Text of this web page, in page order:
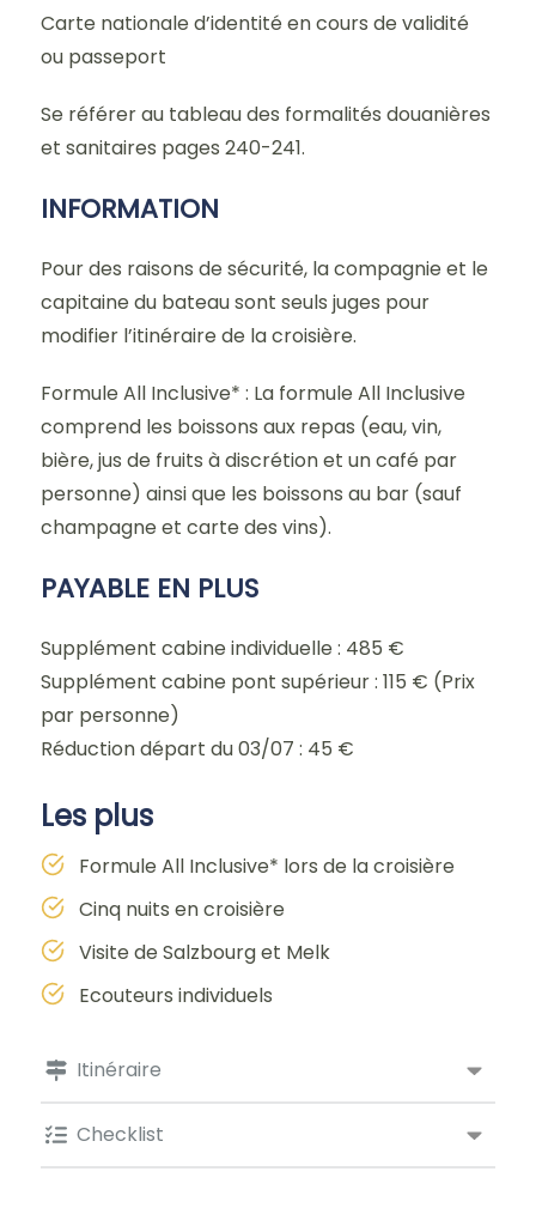
Itinéraire
Checklist
Carte nationale d’identité en cours de validité
ou passeport
Se référer au tableau des formalités douanières
et sanitaires pages 240-241.
INFORMATION
Pour des raisons de sécurité, la compagnie et le
capitaine du bateau sont seuls juges pour
modifier l’itinéraire de la croisière.
Formule All Inclusive* : La formule All Inclusive
comprend les boissons aux repas (eau, vin,
bière, jus de fruits à discrétion et un café par
personne) ainsi que les boissons au bar (sauf
champagne et carte des vins).
PAYABLE EN PLUS
Supplément cabine individuelle : 485 €
Supplément cabine pont supérieur : 115 € (Prix
par personne)
Réduction départ du 03/07 : 45 €
Les plus
Formule All Inclusive* lors de la croisière
Cinq nuits en croisière
Visite de Salzbourg et Melk
Ecouteurs individuels